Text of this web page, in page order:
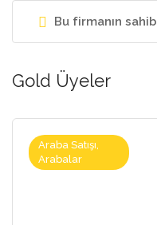
Bu firmanın
Gold Üyeler
Araba Satışı,
Arabalar